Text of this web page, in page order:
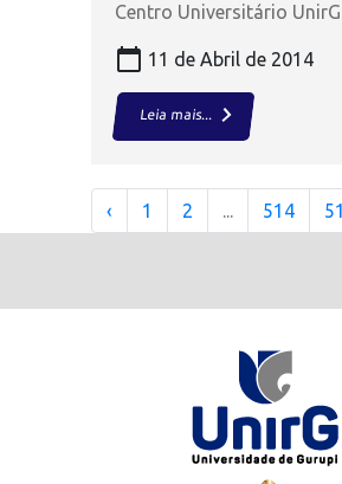
Centro Universitário
calendar_today 11 de Abril de 2014
Leia mais...keyboard_arrow_right
‹ 1 2 ... 514